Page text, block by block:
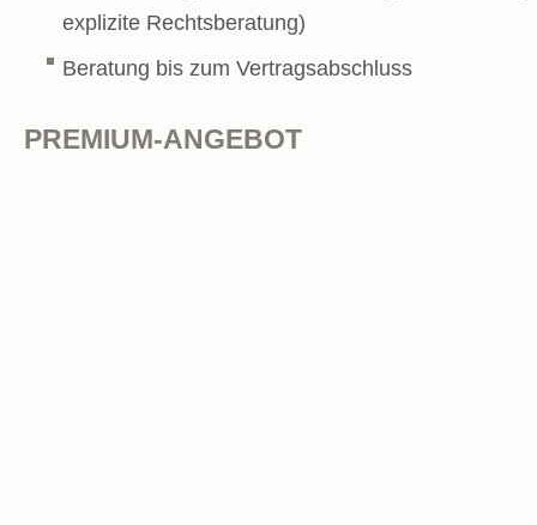
explizite Rechtsberatung)
Beratung bis zum Vertragsabschluss
PREMIUM-ANGEBOT